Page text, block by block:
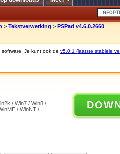
> Tekstverwerking > PSPad v4.6.0.2660
Je kunt ook de v5.0.1 (laatste stabiele
/ Win7 / Win8 /
/ WinNT /